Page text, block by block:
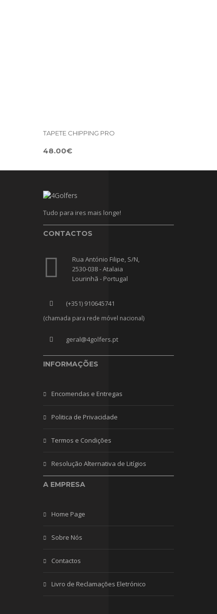
TAPETE CHIPPING PRO
48.00€
Tudo para ires mais longe!
CONTACTOS
Rua António Filipe, S/N,
2530-038 - Atalaia
Lourinhã - Portugal
(+351) 910645741
(chamada para rede móvel nacional)
geral@4golfers.pt
INFORMAÇÕES
Encomendas e Entregas
Politica de Privacidade
Termos e Condições
Resolução Alternativa de Litígios
A EMPRESA
Home Page
Sobre Nós
Contactos
Livro de Reclamações Eletrónico